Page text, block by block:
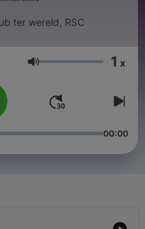
ter wereld, RSC
Glasnoća 1 x
00:00